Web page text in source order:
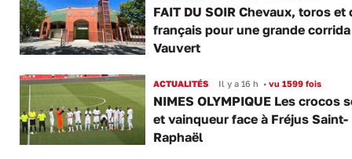
FAIT DU SOIR Chevaux, toros et
français pour une grande corrida
Vauvert
ACTUALITÉS Il y a 16 h •vu 1599 fois
NIMES OLYMPIQUE Les crocos
et vainqueur face à Fréjus Saint-
Raphaël